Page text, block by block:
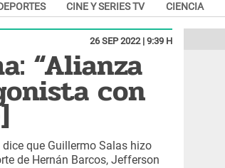
CINE Y SERIES TV CIENCIA
26 SEP 2022 | 9:39 H
“Alianza
con
que Guillermo Salas hizo
de Hernán Barcos, Jefferson